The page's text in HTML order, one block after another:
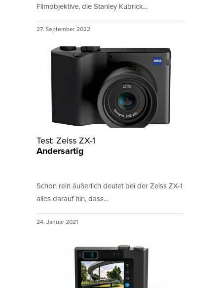
Filmobjektive, die Stanley Kubrick...
27. September 2022
Test: Zeiss ZX-1
Andersartig
Schon rein äußerlich deutet bei der Zeiss ZX-1
alles darauf hin, dass...
24. Januar 2021